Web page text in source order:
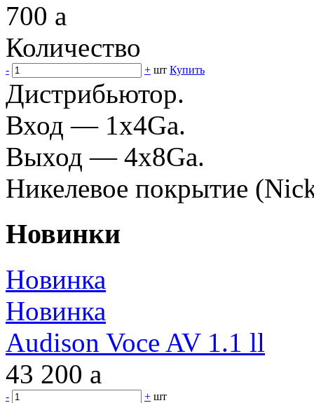
700 a
Количество
- + шт Купить
Дистрибьютор.
Вход — 1x4Ga.
Выход — 4х8Ga.
Никелевое покрытие
Новинки
Новинка
Новинка
Audison Voce AV 1.1 ll
43 200 a
- + шт